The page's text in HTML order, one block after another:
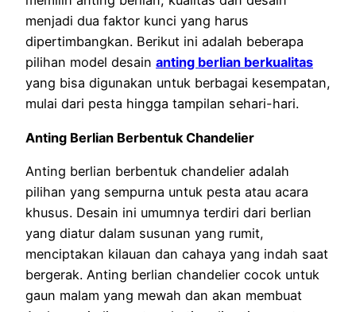
menjadi dua faktor kunci yang harus
dipertimbangkan. Berikut ini adalah beberapa
pilihan model desain anting berlian berkualitas
yang bisa digunakan untuk berbagai kesempatan,
mulai dari pesta hingga tampilan sehari-hari.
Anting Berlian Berbentuk Chandelier
Anting berlian berbentuk chandelier adalah
pilihan yang sempurna untuk pesta atau acara
khusus. Desain ini umumnya terdiri dari berlian
yang diatur dalam susunan yang rumit,
menciptakan kilauan dan cahaya yang indah saat
bergerak. Anting berlian chandelier cocok untuk
gaun malam yang mewah dan akan membuat